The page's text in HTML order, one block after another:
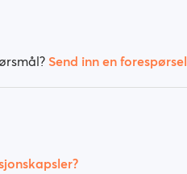
Send inn en forespørsel